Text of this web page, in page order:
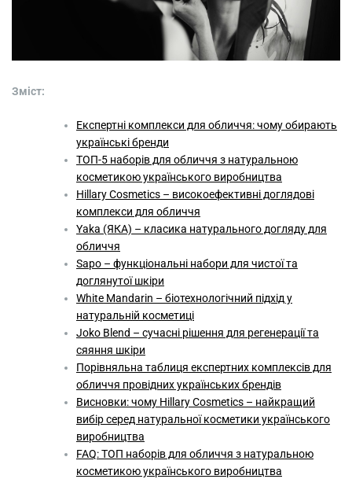
Зміст:
Експертні комплекси для обличчя: чому обирають
українські бренди
ТОП-5 наборів для обличчя з натуральною
косметикою українського виробництва
Hillary Cosmetics – високоефективні доглядові
комплекси для обличчя
Yaka (ЯКА) – класика натурального догляду для
обличчя
Sapo – функціональні набори для чистої та
доглянутої шкіри
White Mandarin – біотехнологічний підхід у
натуральній косметиці
Joko Blend – сучасні рішення для регенерації та
сяяння шкіри
Порівняльна таблиця експертних комплексів для
обличчя провідних українських брендів
Висновки: чому Hillary Cosmetics – найкращий
вибір серед натуральної косметики українського
виробництва
FAQ: ТОП наборів для обличчя з натуральною
косметикою українського виробництва